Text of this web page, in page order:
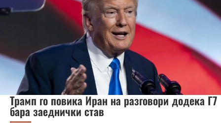
Трамп го повика Иран на разговори додека Г7
бара заеднички став